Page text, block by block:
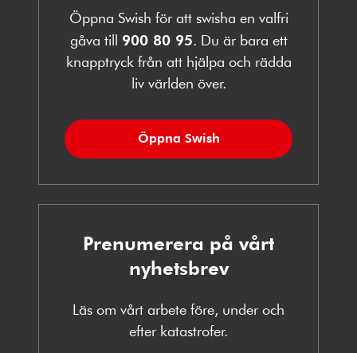
Öppna Swish för att swisha en valfri
gåva till 900 80 95. Du är bara ett
knapptryck från att hjälpa och rädda
liv världen över.
Öppna Swish
Prenumerera på vårt
nyhetsbrev
Läs om vårt arbete före, under och
efter katastrofer.